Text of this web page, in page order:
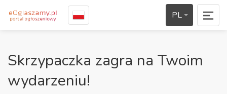
PL
Skrzypaczka zagra na Twoim
wydarzeniu!